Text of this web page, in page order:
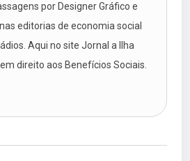
por Designer Gráfico e
editorias de economia social
Aqui no site Jornal a Ilha
direito aos Benefícios Sociais.